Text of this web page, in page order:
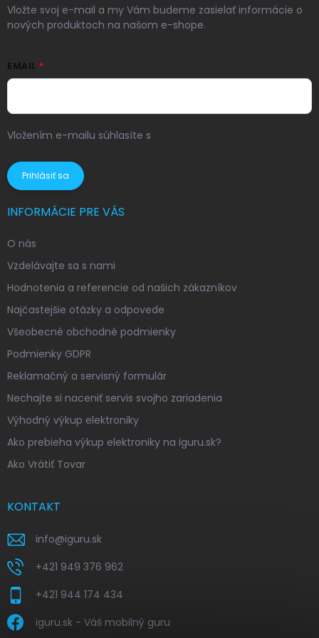
Vložte svoj e-mail a my Vám budeme zasielať informácie o
nových produktoch na našom e-shope.
EMAIL
Vložením e-mailu súhlasíte s
Prihlásiť sa
INFORMÁCIE PRE VÁS
O nás
Vzdelávajte sa s nami
Hodnotenia a referencie od našich zákazníkov
Najčastejšie otázky a odpovede
Všeobecné obchodné podmienky
Podmienky GDPR
Reklamačný a servisný formulár
Nechajte si naceniť servis svojho zariadenia
Výhodný výkup elektroniky
Ako prebieha výkup elektroniky na iguru.sk?
Ako Vrátiť Tovar
KONTAKT
info@iguru.sk
+421 949 376 962
+421 944 174 434
iguru.sk - Váš mobilný guru